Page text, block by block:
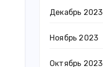
Декабрь 2023
Ноябрь 2023
Октябрь 2023